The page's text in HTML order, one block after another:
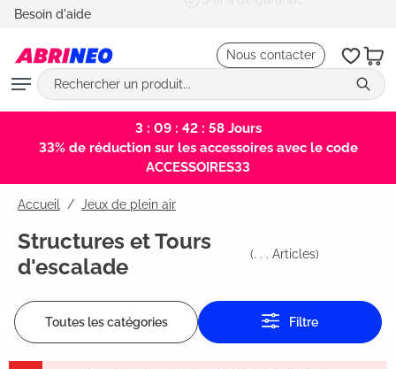
principal
Besoin d'aide
Nous contacter
3 : 09 : 42 : 57Jours
33% de réduction sur les accessoires avec le code
ACCESSOIRES33
Accueil Jeux de plein air
Structures et Tours
d'escalade
(. . . Articles)
Toutes les catégories Filtre